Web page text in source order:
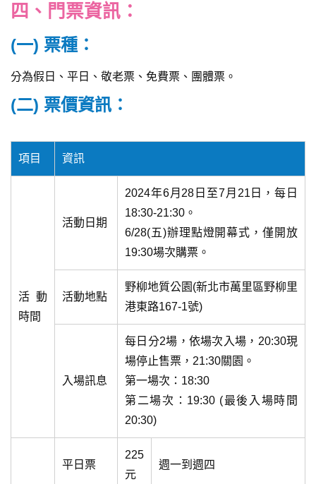
四、門票資訊：
(一) 票種：
分為假日、平日、敬老票、免費票、團體票。
(二) 票價資訊：
項目 資訊
活動
時間
活動日期
2024年6月28日至7月21日，每日
18:30-21:30。
6/28(五)辦理點燈開幕式，僅開放
19:30場次購票。
活動地點
野柳地質公園(新北市萬里區野柳里
港東路167-1號)
入場訊息
每日分2場，依場次入場，20:30現
場停止售票，21:30關園。
第一場次：18:30
第二場次：19:30 (最後入場時間
20:30)
平日票
225
元
週一到週四